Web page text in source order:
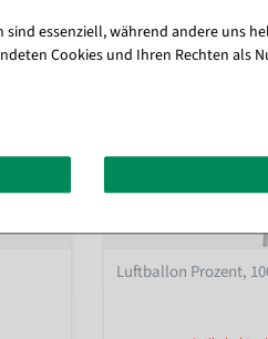
Luftballon Prozent,
essenziell, während andere uns
Cookies und Ihren Rechten als